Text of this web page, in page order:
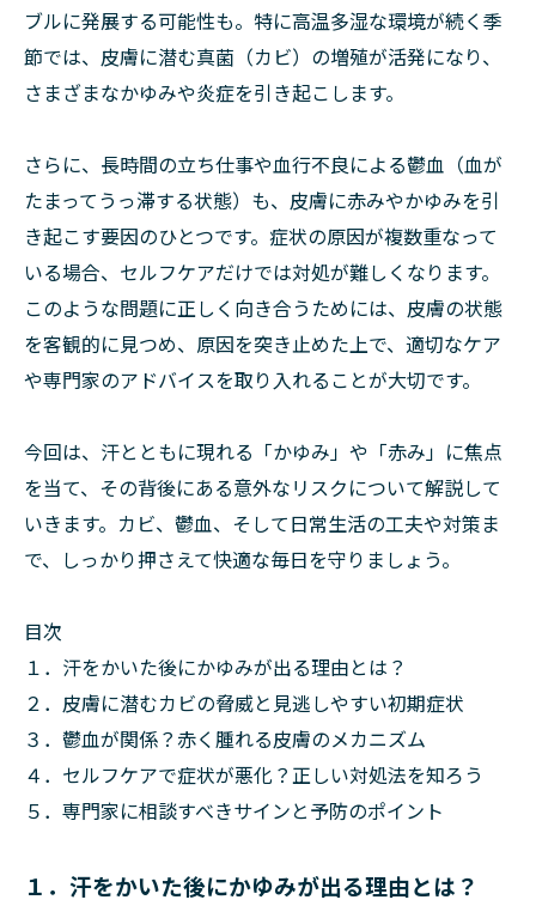
ブルに発展する可能性も。特に高温多湿な環境が続く季
節では、皮膚に潜む真菌（カビ）の増殖が活発になり、
さまざまなかゆみや炎症を引き起こします。
さらに、長時間の立ち仕事や血行不良による鬱血（血が
たまってうっ滞する状態）も、皮膚に赤みやかゆみを引
き起こす要因のひとつです。症状の原因が複数重なって
いる場合、セルフケアだけでは対処が難しくなります。
このような問題に正しく向き合うためには、皮膚の状態
を客観的に見つめ、原因を突き止めた上で、適切なケア
や専門家のアドバイスを取り入れることが大切です。
今回は、汗とともに現れる「かゆみ」や「赤み」に焦点
を当て、その背後にある意外なリスクについて解説して
いきます。カビ、鬱血、そして日常生活の工夫や対策ま
で、しっかり押さえて快適な毎日を守りましょう。
目次
１．汗をかいた後にかゆみが出る理由とは？
２．皮膚に潜むカビの脅威と見逃しやすい初期症状
３．鬱血が関係？赤く腫れる皮膚のメカニズム
４．セルフケアで症状が悪化？正しい対処法を知ろう
５．専門家に相談すべきサインと予防のポイント
１．汗をかいた後にかゆみが出る理由とは？